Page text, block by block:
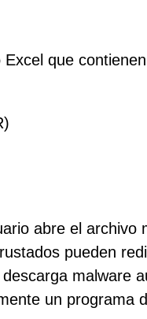
que
abre el archivo
pueden
malware
un programa